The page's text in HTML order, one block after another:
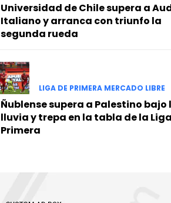
Universidad de Chile supera a
Italiano y arranca con triunfo la
segunda rueda
LIGA DE PRIMERA MERCADO LIBRE
Ñublense supera a Palestino bajo
lluvia y trepa en la tabla de la
Primera